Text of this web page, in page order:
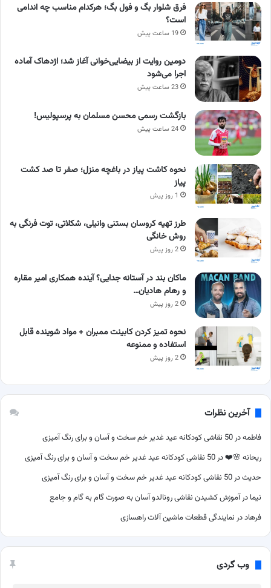
فرق شلوار بگ و فول بگ؛ هرکدام مناسب چه اندامی
است؟
19 ساعت پیش
دومین روایت از بیضایی‌خوانی آغاز شد؛ اژدهاک آماده
اجرا می‌شود
23 ساعت پیش
بازگشت رسمی محسن مسلمان به پرسپولیس!
24 ساعت پیش
نحوه کاشت پیاز در باغچه منزل؛ صفر تا صد کشت
پیاز
1 روز پیش
طرز تهیه کروسان بستنی وانیلی، شکلاتی، توت فرنگی به
روش خانگی
2 روز پیش
ماکان بند در آستانه جدایی؟ آینده همکاری امیر مقاره
و رهام هادیان…
2 روز پیش
نحوه تمیز کردن کابینت ممبران + مواد شوینده قابل
استفاده و ممنوعه
2 روز پیش
آخرین نظرات
فاطمهدر 50 نقاشی کودکانه عید غدیر خم سخت و آسان و برای رنگ آمیزی
ریحانه 🌸❤️در 50 نقاشی کودکانه عید غدیر خم سخت و آسان و برای رنگ آمیزی
حدیثدر 50 نقاشی کودکانه عید غدیر خم سخت و آسان و برای رنگ آمیزی
نیما درآموزش کشیدن نقاشی رونالدو آسان به صورت گام به گام و جامع
فرهاددر نمایندگی قطعات ماشین آلات راهسازی
وب گردی